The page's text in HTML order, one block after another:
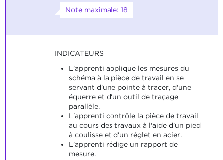
Note maximale: 18
INDICATEURS
L'apprenti applique les mesures du
schéma à la pièce de travail en se
servant d'une pointe à tracer, d'une
équerre et d'un outil de traçage
parallèle.
L'apprenti contrôle la pièce de travail
au cours des travaux à l'aide d'un pied
à coulisse et d'un réglet en acier.
L'apprenti rédige un rapport de
mesure.